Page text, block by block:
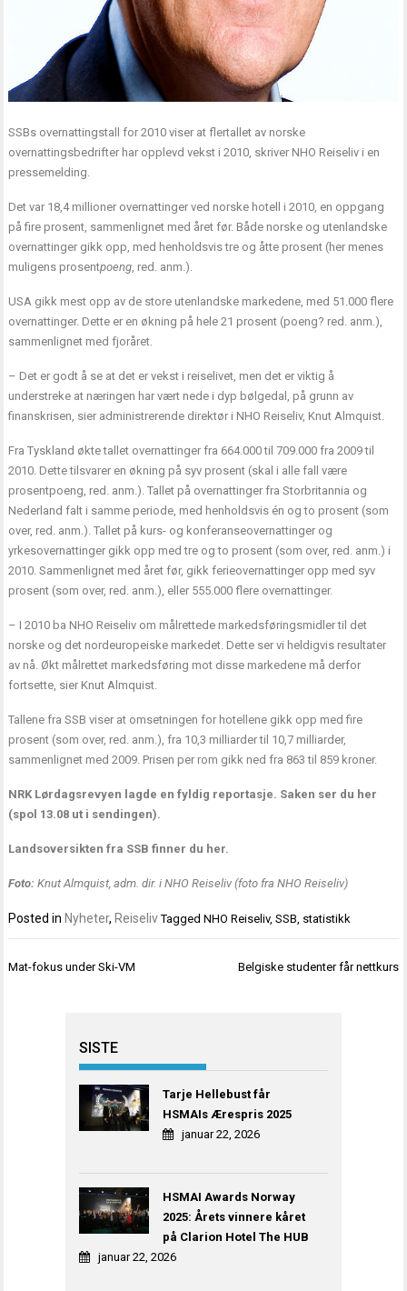
SSBs overnattingstall for 2010 viser at flertallet av norske
overnattingsbedrifter har opplevd vekst i 2010, skriver NHO Reiseliv i en
pressemelding.
Det var 18,4 millioner overnattinger ved norske hotell i 2010, en oppgang
på fire prosent, sammenlignet med året før. Både norske og utenlandske
overnattinger gikk opp, med henholdsvis tre og åtte prosent (her menes
muligens prosentpoeng, red. anm.).
USA gikk mest opp av de store utenlandske markedene, med 51.000 flere
overnattinger. Dette er en økning på hele 21 prosent (poeng? red. anm.),
sammenlignet med fjoråret.
– Det er godt å se at det er vekst i reiselivet, men det er viktig å
understreke at næringen har vært nede i dyp bølgedal, på grunn av
finanskrisen, sier administrerende direktør i NHO Reiseliv, Knut Almquist.
Fra Tyskland økte tallet overnattinger fra 664.000 til 709.000 fra 2009 til
2010. Dette tilsvarer en økning på syv prosent (skal i alle fall være
prosentpoeng, red. anm.). Tallet på overnattinger fra Storbritannia og
Nederland falt i samme periode, med henholdsvis én og to prosent (som
over, red. anm.). Tallet på kurs- og konferanseovernattinger og
yrkesovernattinger gikk opp med tre og to prosent (som over, red. anm.) i
2010. Sammenlignet med året før, gikk ferieovernattinger opp med syv
prosent (som over, red. anm.), eller 555.000 flere overnattinger.
– I 2010 ba NHO Reiseliv om målrettede markedsføringsmidler til det
norske og det nordeuropeiske markedet. Dette ser vi heldigvis resultater
av nå. Økt målrettet markedsføring mot disse markedene må derfor
fortsette, sier Knut Almquist.
Tallene fra SSB viser at omsetningen for hotellene gikk opp med fire
prosent (som over, red. anm.), fra 10,3 milliarder til 10,7 milliarder,
sammenlignet med 2009. Prisen per rom gikk ned fra 863 til 859 kroner.
NRK Lørdagsrevyen lagde en fyldig reportasje. Saken ser du her
(spol 13.08 ut i sendingen).
Landsoversikten fra SSB finner du her.
Foto: Knut Almquist, adm. dir. i NHO Reiseliv (foto fra NHO Reiseliv)
Posted in Nyheter, Reiseliv TaggedNHO Reiseliv,SSB, statistikk
Innleggsnavigasjon
Mat-fokus under Ski-VM Belgiske studenter får nettkurs
SISTE
Tarje Hellebust får
HSMAIs Ærespris 2025
januar 22, 2026
HSMAI Awards Norway
2025: Årets vinnere kåret
på Clarion Hotel The HUB
januar 22, 2026